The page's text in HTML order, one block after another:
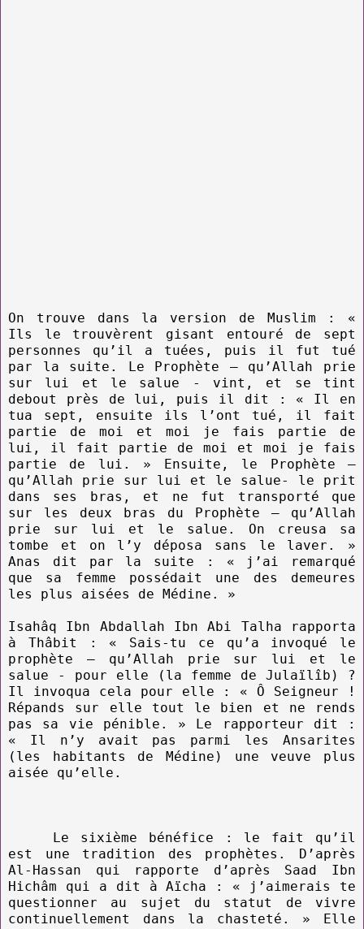
On trouve dans la version de Muslim : «
Ils le trouvèrent gisant entouré de sept
personnes qu’il a tuées, puis il fut tué
par la suite. Le Prophète – qu’Allah prie
sur lui et le salue - vint, et se tint
debout près de lui, puis il dit : « Il en
tua sept, ensuite ils l’ont tué, il fait
partie de moi et moi je fais partie de
lui, il fait partie de moi et moi je fais
partie de lui. » Ensuite, le Prophète –
qu’Allah prie sur lui et le salue- le prit
dans ses bras, et ne fut transporté que
sur les deux bras du Prophète – qu’Allah
prie sur lui et le salue. On creusa sa
tombe et on l’y déposa sans le laver. »
Anas dit par la suite : « j’ai remarqué
que sa femme possédait une des demeures
les plus aisées de Médine. »
Isahâq Ibn Abdallah Ibn Abi Talha rapporta
à Thâbit : « Sais-tu ce qu’a invoqué le
prophète – qu’Allah prie sur lui et le
salue - pour elle (la femme de Julaïlîb) ?
Il invoqua cela pour elle : « Ô Seigneur !
Répands sur elle tout le bien et ne rends
pas sa vie pénible. » Le rapporteur dit :
« Il n’y avait pas parmi les Ansarites
(les habitants de Médine) une veuve plus
aisée qu’elle.
Le sixième bénéfice : le fait qu’il
est une tradition des prophètes. D’après
Al-Hassan qui rapporte d’après Saad Ibn
Hichâm qui a dit à Aïcha : « j’aimerais te
questionner au sujet du statut de vivre
continuellement dans la chasteté. » Elle